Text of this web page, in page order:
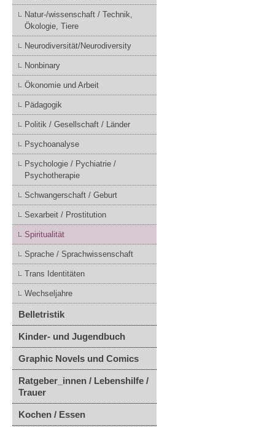
Natur-/wissenschaft / Technik,
Ökologie, Tiere
Neurodiversität/Neurodiversity
Nonbinary
Ökonomie und Arbeit
Pädagogik
Politik / Gesellschaft / Länder
Psychoanalyse
Psychologie / Pychiatrie /
Psychotherapie
Schwangerschaft / Geburt
Sexarbeit / Prostitution
Spiritualität
Sprache / Sprachwissenschaft
Trans Identitäten
Wechseljahre
Belletristik
Kinder- und Jugendbuch
Graphic Novels und Comics
Ratgeber_innen / Lebenshilfe /
Trauer
Kochen / Essen